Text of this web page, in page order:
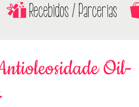
Recebidos / Parcerias
Oil-